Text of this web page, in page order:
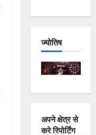
ज्योतिष
अपने क्षेत्र से
करे रिपोर्टिंग